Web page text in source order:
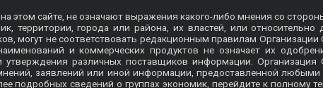
этом сайте, не означают выражения какого-либо мнения со
территории, города или района, их властей, или относительно
могут не соответствовать редакционным правилам
и коммерческих продуктов не означает их
различных поставщиков информации. Организация
заявлений или иной информации, предоставленной
подробных сведений о группах экономик, перейдите кполному